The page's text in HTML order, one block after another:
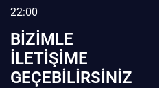
22:00
BIZIMLE
İLETIŞIME
GEÇEBILIRSINIZ